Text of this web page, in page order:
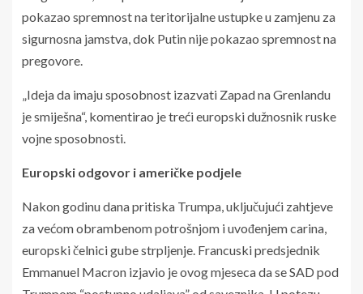
pokazao spremnost na teritorijalne ustupke u zamjenu za
sigurnosna jamstva, dok Putin nije pokazao spremnost na
pregovore.
„Ideja da imaju sposobnost izazvati Zapad na Grenlandu
je smiješna“, komentirao je treći europski dužnosnik ruske
vojne sposobnosti.
Europski odgovor i američke podjele
Nakon godinu dana pritiska Trumpa, uključujući zahtjeve
za većom obrambenom potrošnjom i uvođenjem carina,
europski čelnici gube strpljenje. Francuski predsjednik
Emmanuel Macron izjavio je ovog mjeseca da se SAD pod